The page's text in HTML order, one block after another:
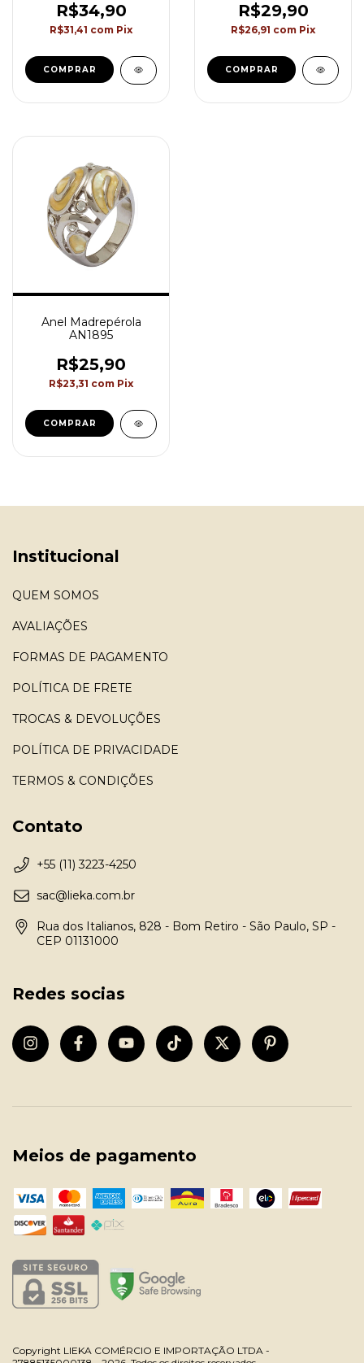
R$34,90
R$31,41 com Pix
COMPRAR
R$29,90
R$26,91 com Pix
COMPRAR
Anel Madrepérola
AN1895
R$25,90
R$23,31 com Pix
COMPRAR
Institucional
QUEM SOMOS
AVALIAÇÕES
FORMAS DE PAGAMENTO
POLÍTICA DE FRETE
TROCAS & DEVOLUÇÕES
POLÍTICA DE PRIVACIDADE
TERMOS & CONDIÇÕES
Contato
+55 (11) 3223-4250
sac@lieka.com.br
Rua dos Italianos, 828 - Bom Retiro - São Paulo, SP -
CEP 01131000
Redes socias
Meios de pagamento
Copyright LIEKA COMÉRCIO E IMPORTAÇÃO LTDA -